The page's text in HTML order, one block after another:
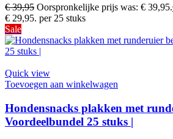
€39,95 Oorspronkelijke prijs was: € 39,95.
€ 29,95. per 25 stuks
Sale
Quick view
Toevoegen aan winkelwagen
Hondensnacks plakken met
Voordeelbundel 25 stuks |